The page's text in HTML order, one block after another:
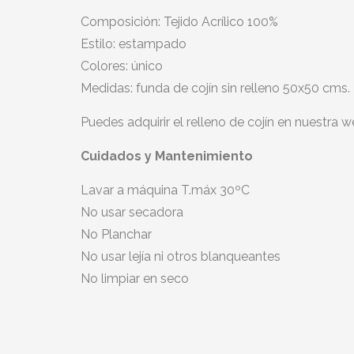
Composición: Tejido Acrílico 100%
Estilo: estampado
Colores: único
Medidas: funda de cojín sin relleno 50x50 cms.
Puedes adquirir el relleno de cojín en nuestra
Cuidados y Mantenimiento
Lavar a máquina T.máx 30ºC
No usar secadora
No Planchar
No usar lejía ni otros blanqueantes
No limpiar en seco